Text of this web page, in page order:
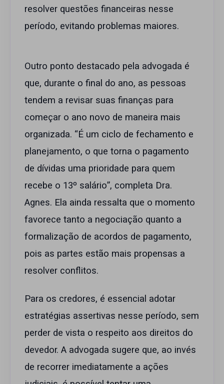
resolver questões financeiras nesse
período, evitando problemas maiores.
Outro ponto destacado pela advogada é
que, durante o final do ano, as pessoas
tendem a revisar suas finanças para
começar o ano novo de maneira mais
organizada. “É um ciclo de fechamento e
planejamento, o que torna o pagamento
de dívidas uma prioridade para quem
recebe o 13º salário”, completa Dra.
Agnes. Ela ainda ressalta que o momento
favorece tanto a negociação quanto a
formalização de acordos de pagamento,
pois as partes estão mais propensas a
resolver conflitos.
Para os credores, é essencial adotar
estratégias assertivas nesse período, sem
perder de vista o respeito aos direitos do
devedor. A advogada sugere que, ao invés
de recorrer imediatamente a ações